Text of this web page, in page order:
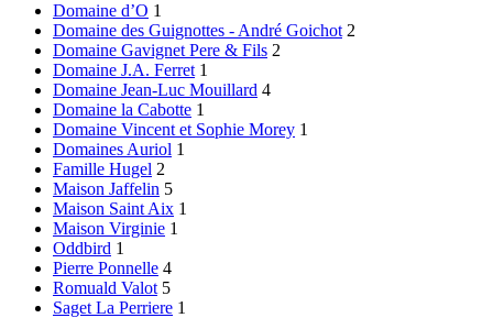
Domaine d’O 1
Domaine des Guignottes - André Goichot 2
Domaine Gavignet Pere & Fils 2
Domaine J.A. Ferret 1
Domaine Jean-Luc Mouillard 4
Domaine la Cabotte 1
Domaine Vincent et Sophie Morey 1
Domaines Auriol 1
Famille Hugel 2
Maison Jaffelin 5
Maison Saint Aix 1
Maison Virginie 1
Oddbird 1
Pierre Ponnelle 4
Romuald Valot 5
Saget La Perriere 1